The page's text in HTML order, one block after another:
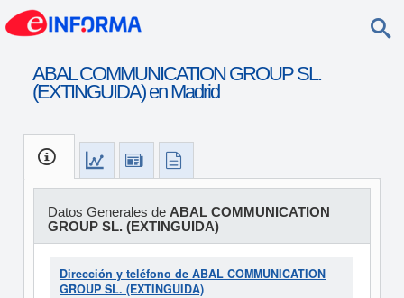
ABAL COMMUNICATION GROUP SL.
(EXTINGUIDA) en Madrid
Datos Generales de ABAL COMMUNICATION
GROUP SL. (EXTINGUIDA)
Dirección y teléfono de ABAL COMMUNICATION
GROUP SL. (EXTINGUIDA)